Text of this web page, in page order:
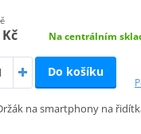
Na centrálním
Do košíku
na smartphony na